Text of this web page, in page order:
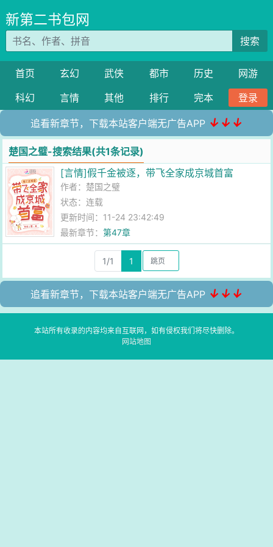
新第二书包网
搜索
首页 玄幻 武侠 都市 历史
网游
科幻
言情 其他 排行 完本 登录
追看新章节，下载本站客户端无广告APP ↓↓↓
楚国之璧-搜索结果(共1条记录)
[言情]假千金被逐，带飞全家成京城首富
作者： 楚国之璧
状态：连载
更新时间：11-24 23:42:49
最新章节：第47章
1/1 1
追看新章节，下载本站客户端无广告APP ↓↓↓
本站所有收录的内容均来自互联网，如有侵权我们将尽快删除。
网站地图